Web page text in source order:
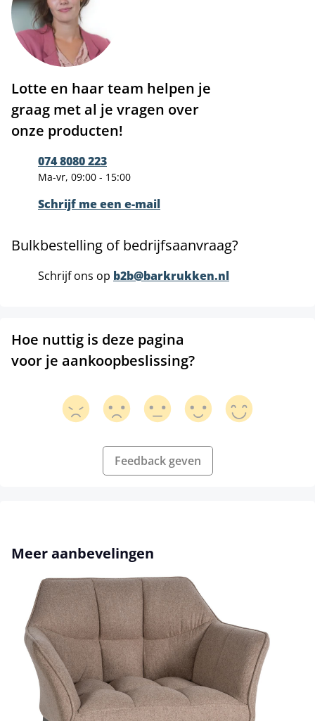
Lotte en haar team helpen je
graag met al je vragen over
onze producten!
074 8080 223
Ma-vr, 09:00 - 15:00
Schrijf me een e-mail
Bulkbestelling of bedrijfsaanvraag?
Schrijf ons op b2b@barkrukken.nl
Hoe nuttig is deze pagina
voor je aankoopbeslissing?
Feedback geven
Productgalerij overslaan
Meer aanbevelingen